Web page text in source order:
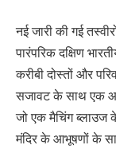
नई जारी की गई
पारंपरिक दक्षिण
करीबी दोस्तों और
सजावट के साथ एक
जो एक मैचिंग
मंदिर के आभूषणों के